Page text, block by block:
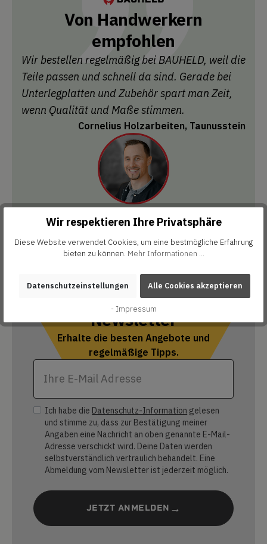
Von Handwerkern
empfohlen
Wir bestellen regelmäßig bei BAUHELD, weil die
Teile passen und schnell da sind. Gerade bei
Unterlegplatten und Zubehör spart man Zeit,
wenn Qualität und Maße stimmen.
Cornelius Holzarbeiten, Taunusstein
Abonniere unseren
Newsletter
Erhalte die besten Angebote und
regelmäßige Tipps.
Ich habe die Datenschutz-Information gelesen
und stimme zu, dass zur Bestätigung meiner
Angaben eine Nachricht an oben genannte E-Mail-
Adresse verschickt wird. Deine Daten werden
selbstverständlich vertraulich behandelt. Eine
Abmeldung vom Newsletter ist jederzeit möglich.
JETZT ANMELDEN
Wir respektieren Ihre Privatsphäre
Diese Website verwendet Cookies, um eine bestmögliche Erfahrung
bieten zu können. Mehr Informationen ...
Datenschutzeinstellungen Alle Cookies akzeptieren
- Impressum